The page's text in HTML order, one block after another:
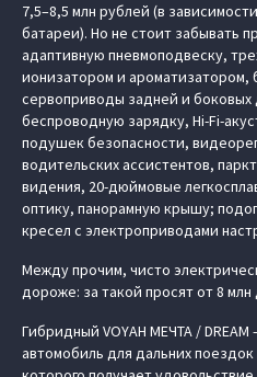
7,5–8,5 млн рублей (в
батареи). Но не стоит забывать
адаптивную пневмоподвеску,
ионизатором и ароматизатором,
сервоприводы задней и боковых
беспроводную зарядку, Hi-Fi-
подушек безопасности,
водительских ассистентов,
видения, 20-дюймовые
оптику, панорамную крышу;
кресел с электроприводами
Между прочим, чисто
дороже: за такой просят от 8 млн
Гибридный VOYAH МЕЧТА /
автомобиль для дальних